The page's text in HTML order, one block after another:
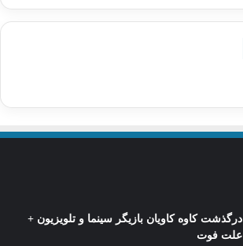
درگذشت کاوه کاویان بازیگر سینما و تلویزیون +
علت فوت